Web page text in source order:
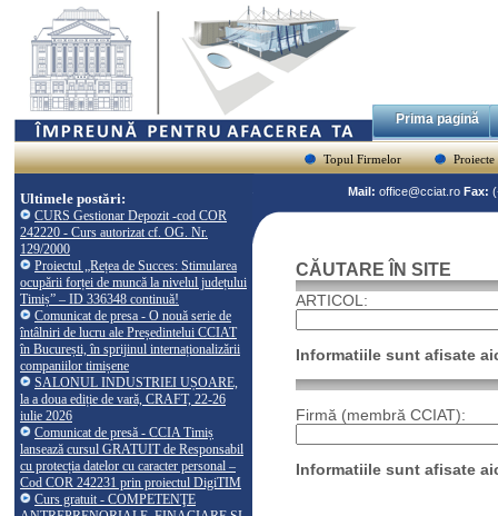
Prima pagină
Topul Firmelor Proiecte
Ultimele postări:
CURS Gestionar Depozit -cod COR
242220 - Curs autorizat cf. OG. Nr.
129/2000
Proiectul „Rețea de Succes: Stimularea
ocupării forței de muncă la nivelul județului
Timiș” – ID 336348 continuă!
Comunicat de presa - O nouă serie de
întâlniri de lucru ale Președintelui CCIAT
în București, în sprijinul internaționalizării
companiilor timișene
SALONUL INDUSTRIEI UȘOARE,
la a doua ediție de vară, CRAFT, 22-26
iulie 2026
Comunicat de presă - CCIA Timiș
lansează cursul GRATUIT de Responsabil
cu protecția datelor cu caracter personal –
Cod COR 242231 prin proiectul DigiTIM
Curs gratuit - COMPETENŢE
Mail: office@cciat.ro Fax:
CĂUTARE ÎN SITE
ARTICOL:
Informatiile sunt afisate
Firmă (membră CCIAT):
Informatiile sunt afisate